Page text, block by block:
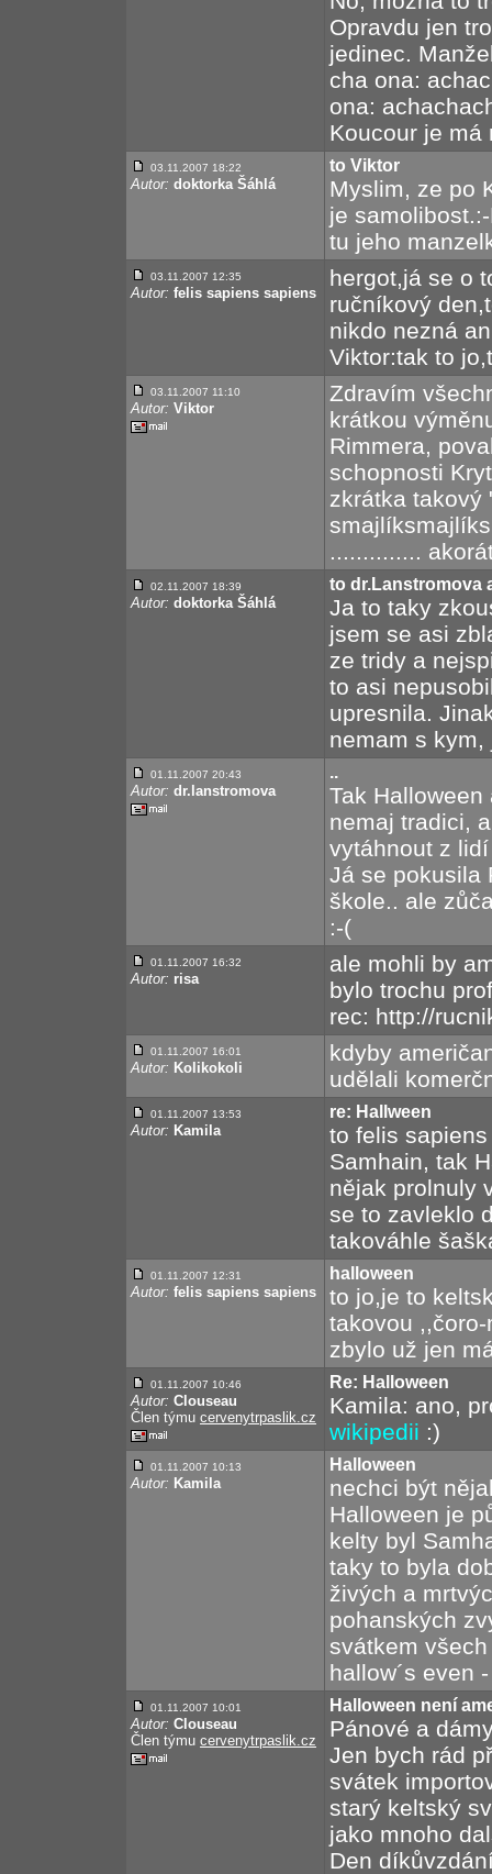
Opravdu jen
jedinec.
cha ona:
ona:
Koucour je
03.11.2007 18:22
Autor: doktorka Šáhlá
to Viktor
Myslim, ze po
je
tu jeho
03.11.2007 12:35
Autor: felis sapiens sapiens
hergot,já se o
ručníkový
nikdo nezná
Viktor:tak to
03.11.2007 11:10
Autor: Viktor
Zdravím
krátkou
Rimmera,
schopnosti
zkrátka takový
..............
02.11.2007 18:39
Autor: doktorka Šáhlá
to dr.Lanstromova
Ja to taky
jsem se asi
ze tridy a
to asi
upresnila.
nemam s
01.11.2007 20:43
Autor: dr.lanstromova
..
Tak
nemaj tradici,
vytáhnout z
Já se pokusila
škole.. ale
:-(
01.11.2007 16:32
Autor: risa
ale mohli by
bylo trochu
rec: http://
01.11.2007 16:01
Autor: Kolikokoli
kdyby
udělali
01.11.2007 13:53
Autor: Kamila
re: Hallween
to felis
Samhain, tak
nějak prolnuly
se to zavleklo
takováhle
01.11.2007 12:31
Autor: felis sapiens sapiens
halloween
to jo,je to
takovou
zbylo už jen
01.11.2007 10:46
Autor: Clouseau
Člen týmu cervenytrpaslik.cz
Re: Halloween
Kamila: ano,
wikipedii :)
01.11.2007 10:13
Autor: Kamila
Halloween
nechci být
Halloween je
kelty byl
taky to byla
živých a
pohanských
svátkem
hallow´s even
01.11.2007 10:01
Autor: Clouseau
Člen týmu cervenytrpaslik.cz
Halloween není
Pánové a
Jen bych rád
svátek
starý keltský
jako mnoho
Den